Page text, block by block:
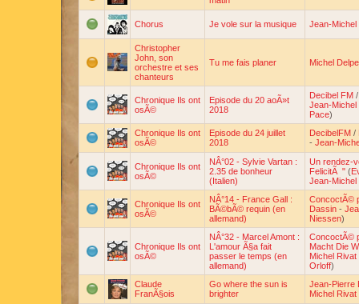
Chorus Je vole sur la musique Jean-Michel
Christopher
John, son
orchestre et ses
chanteurs
Tu me fais planer Michel
Chronique Ils ont
osÃ©
Episode du 20 aoÃ»t
2018
Decibel FM
Jean-Michel
Pace)
Chronique Ils ont
osÃ©
Episode du 24 juillet
2018
DecibelFM /
- Jean-
Chronique Ils ont
osÃ©
NÂ°02 - Sylvie Vartan :
2.35 de bonheur
(Italien)
Un rendez-
FelicitÃ " (
Jean-Michel
Chronique Ils ont
osÃ©
NÂ°14 - France Gall :
BÃ©bÃ© requin (en
allemand)
ConcoctÃ©
Dassin -
Niessen)
Chronique Ils ont
osÃ©
NÂ°32 - Marcel Amont :
L'amour Ã§a fait
passer le temps (en
allemand)
ConcoctÃ©
Macht Die
Michel Rivat
Orloff)
Claude
FranÃ§ois
Go where the sun is
brighter
Jean-Pierre
Michel Rivat